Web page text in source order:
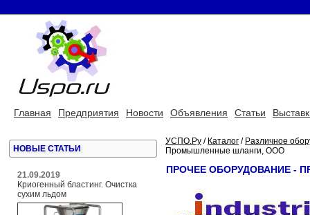
Главная Предприятия Новости Объявления Статьи
НОВЫЕ СТАТЬИ
21.09.2019
Криогенный бластинг. Очистка
сухим льдом
УСПО.Ру / Каталог / Различное
Промышленные шланги, ООО
ПРОЧЕЕ ОБОРУДОВАНИЕ -